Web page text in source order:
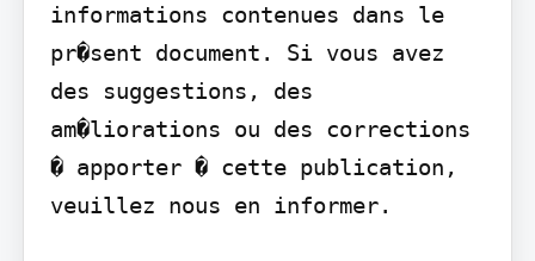
informations contenues dans le
pr�sent document. Si vous avez
des suggestions, des
am�liorations ou des corrections
� apporter � cette publication,
veuillez nous en informer.